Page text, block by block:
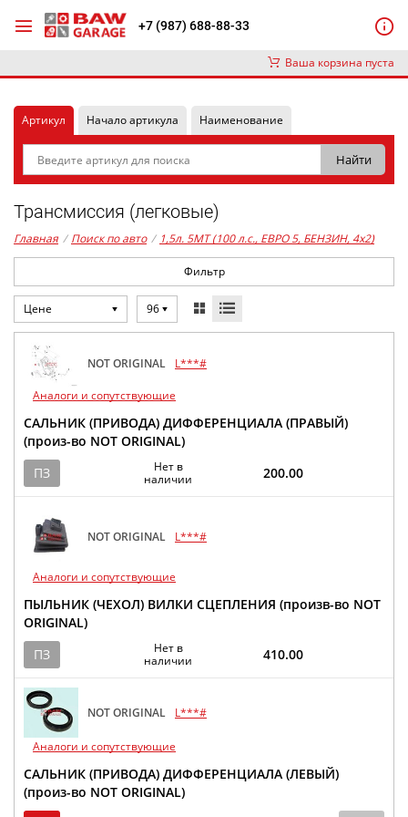
+7 (987) 688-88-33
Ваша корзина пуста
Артикул Начало артикула Наименование
Трансмиссия (легковые)
Главная / Поиск по авто / 1,5л. 5MT (100 л.с., ЕВРО 5, БЕНЗИН, 4x2)
Фильтр
Цене 96
NOT ORIGINAL L***#
Аналоги и сопутствующие
САЛЬНИК (ПРИВОДА) ДИФФЕРЕНЦИАЛА (ПРАВЫЙ)
(произ-во NOT ORIGINAL)
ПЗ
Нет в
наличии
200.00
NOT ORIGINAL L***#
Аналоги и сопутствующие
ПЫЛЬНИК (ЧЕХОЛ) ВИЛКИ СЦЕПЛЕНИЯ (произв-во NOT
ORIGINAL)
ПЗ
Нет в
наличии
410.00
NOT ORIGINAL L***#
Аналоги и сопутствующие
САЛЬНИК (ПРИВОДА) ДИФФЕРЕНЦИАЛА (ЛЕВЫЙ)
(произ-во NOT ORIGINAL)